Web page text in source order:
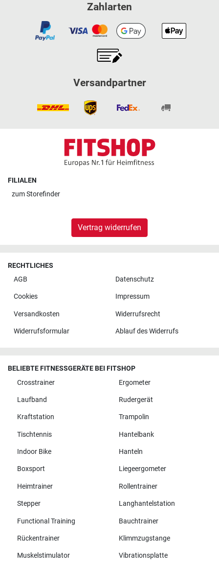
Zahlarten
Versandpartner
FILIALEN
zumStorefinder
Vertrag widerrufen
RECHTLICHES
AGB
Datenschutz
Cookies Impressum
Versandkosten Widerrufsrecht
Widerrufsformular Ablauf des Widerrufs
BELIEBTE FITNESSGERÄTE BEI FITSHOP
Crosstrainer
Ergometer
Laufband Rudergerät
Kraftstation Trampolin
Tischtennis Hantelbank
Indoor Bike Hanteln
Boxsport Liegeergometer
Heimtrainer Rollentrainer
Stepper Langhantelstation
Functional Training Bauchtrainer
Rückentrainer Klimmzugstange
Muskelstimulator Vibrationsplatte